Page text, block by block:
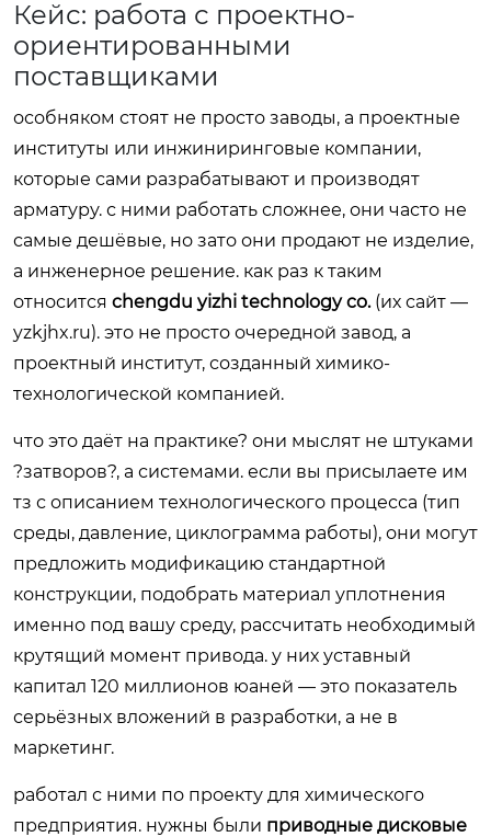
Кейс: работа с проектно-
ориентированными
поставщиками
особняком стоят не просто заводы, а проектные
институты или инжиниринговые компании,
которые сами разрабатывают и производят
арматуру. с ними работать сложнее, они часто не
самые дешёвые, но зато они продают не изделие,
а инженерное решение. как раз к таким
относится chengdu yizhi technology co.(их сайт —
yzkjhx.ru). это не просто очередной завод, а
проектный институт, созданный химико-
технологической компанией.
что это даёт на практике? они мыслят не штуками
?затворов?, а системами. если вы присылаете им
тз с описанием технологического процесса (тип
среды, давление, циклограмма работы), они могут
предложить модификацию стандартной
конструкции, подобрать материал уплотнения
именно под вашу среду, рассчитать необходимый
крутящий момент привода. у них уставный
капитал 120 миллионов юаней — это показатель
серьёзных вложений в разработки, а не в
маркетинг.
работал с ними по проекту для химического
предприятия. нужны были приводные дисковые